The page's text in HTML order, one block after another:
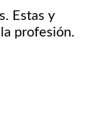
Estas y
profesión.